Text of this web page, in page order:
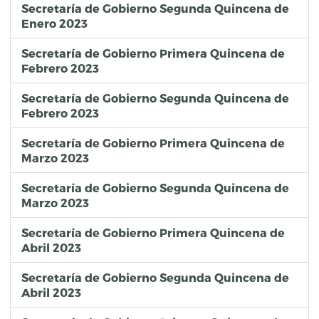
Secretaría de Gobierno Segunda Quincena de
Enero 2023
Secretaría de Gobierno Primera Quincena de
Febrero 2023
Secretaría de Gobierno Segunda Quincena de
Febrero 2023
Secretaría de Gobierno Primera Quincena de
Marzo 2023
Secretaría de Gobierno Segunda Quincena de
Marzo 2023
Secretaría de Gobierno Primera Quincena de
Abril 2023
Secretaría de Gobierno Segunda Quincena de
Abril 2023